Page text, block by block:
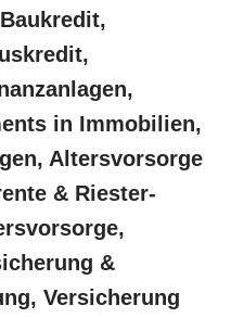
in Immobilien,
Altersvorsorge
& Riester-
&
Versicherung